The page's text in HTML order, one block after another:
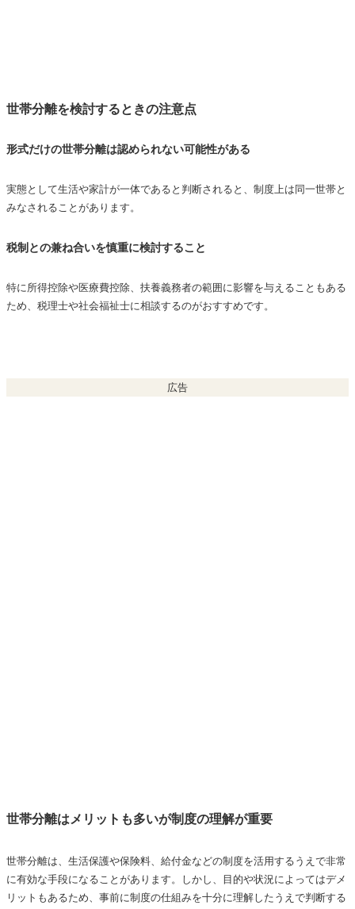
世帯分離を検討するときの注意点
形式だけの世帯分離は認められない可能性がある
実態として生活や家計が一体であると判断されると、制度上は同一世帯と
みなされることがあります。
税制との兼ね合いを慎重に検討すること
特に所得控除や医療費控除、扶養義務者の範囲に影響を与えることもある
ため、税理士や社会福祉士に相談するのがおすすめです。
広告
世帯分離はメリットも多いが制度の理解が重要
世帯分離は、生活保護や保険料、給付金などの制度を活用するうえで非常
に有効な手段になることがあります。しかし、目的や状況によってはデメ
リットもあるため、事前に制度の仕組みを十分に理解したうえで判断する